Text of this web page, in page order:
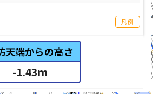
凡例
天端からの高さ
-1.43m